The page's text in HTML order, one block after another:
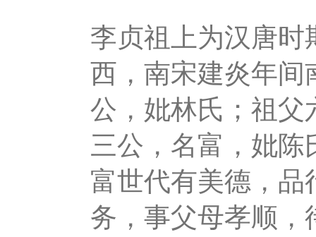
李贞祖上为汉唐时
西，南宋建炎年间
公，妣林氏；祖父
三公，名富，妣
富世代有美德，品
务，事父母孝顺，